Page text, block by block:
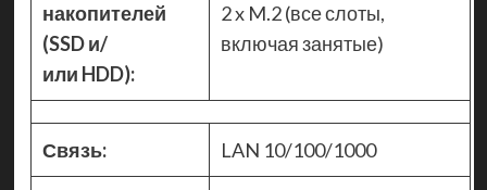
накопителей
(SSD и/
или HDD):
2 x M.2 (все слоты,
включая занятые)
Связь: LAN 10/100/1000